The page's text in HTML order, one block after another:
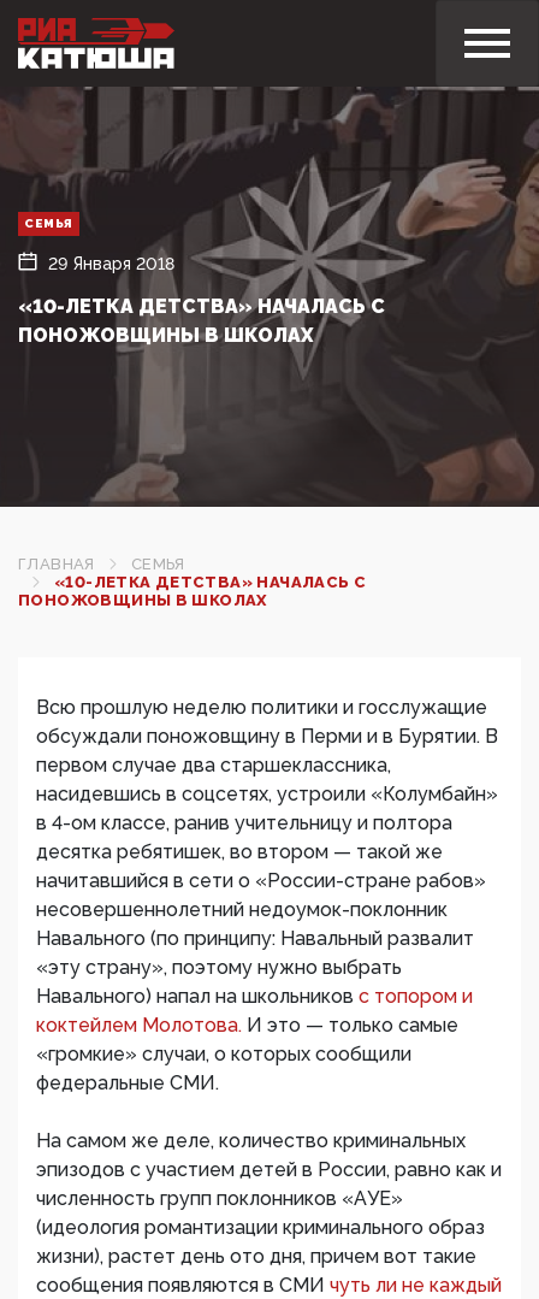
СЕМЬЯ
29 Января 2018
«10-ЛЕТКА ДЕТСТВА» НАЧАЛАСЬ С
ПОНОЖОВЩИНЫ В ШКОЛАХ
ГЛАВНАЯ
СЕМЬЯ
«10-ЛЕТКА ДЕТСТВА» НАЧАЛАСЬ С
ПОНОЖОВЩИНЫ В ШКОЛАХ
Всю прошлую неделю политики и госслужащие
обсуждали поножовщину в Перми и в Бурятии. В
первом случае два старшеклассника,
насидевшись в соцсетях, устроили «Колумбайн»
в 4-ом классе, ранив учительницу и полтора
десятка ребятишек, во втором — такой же
начитавшийся в сети о «России-стране рабов»
несовершеннолетний недоумок-поклонник
Навального (по принципу: Навальный развалит
«эту страну», поэтому нужно выбрать
Навального) напал на школьников с топором и
коктейлем Молотова. И это — только самые
«громкие» случаи, о которых сообщили
федеральные СМИ.
На самом же деле, количество криминальных
эпизодов с участием детей в России, равно как и
численность групп поклонников «АУЕ»
(идеология романтизации криминального образ
жизни), растет день ото дня, причем вот такие
сообщения появляются в СМИ чуть ли не каждый